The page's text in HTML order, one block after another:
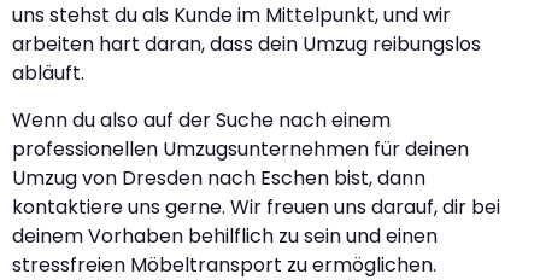
uns stehst du als Kunde im Mittelpunkt, und wir
arbeiten hart daran, dass dein Umzug reibungslos
abläuft.
Wenn du also auf der Suche nach einem
professionellen Umzugsunternehmen für deinen
Umzug von Dresden nach Eschen bist, dann
kontaktiere uns gerne. Wir freuen uns darauf, dir bei
deinem Vorhaben behilflich zu sein und einen
stressfreien Möbeltransport zu ermöglichen.